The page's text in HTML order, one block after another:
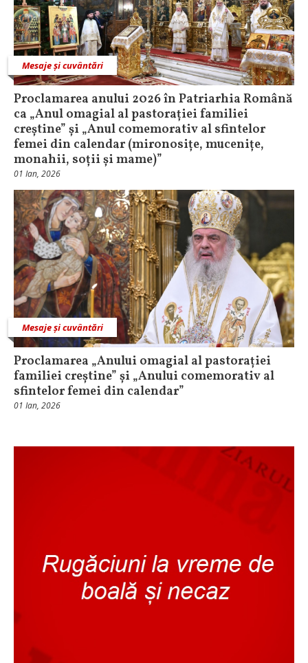
Mesaje și cuvântări
Proclamarea anului 2026 în Patriarhia Română
ca „Anul omagial al pastorației familiei
creștine” și „Anul comemorativ al sfintelor
femei din calendar (mironosițe, mucenițe,
monahii, soții și mame)”
01 Ian, 2026
Mesaje și cuvântări
Proclamarea „Anului omagial al pastorației
familiei creștine” și „Anului comemorativ al
sfintelor femei din calendar”
01 Ian, 2026